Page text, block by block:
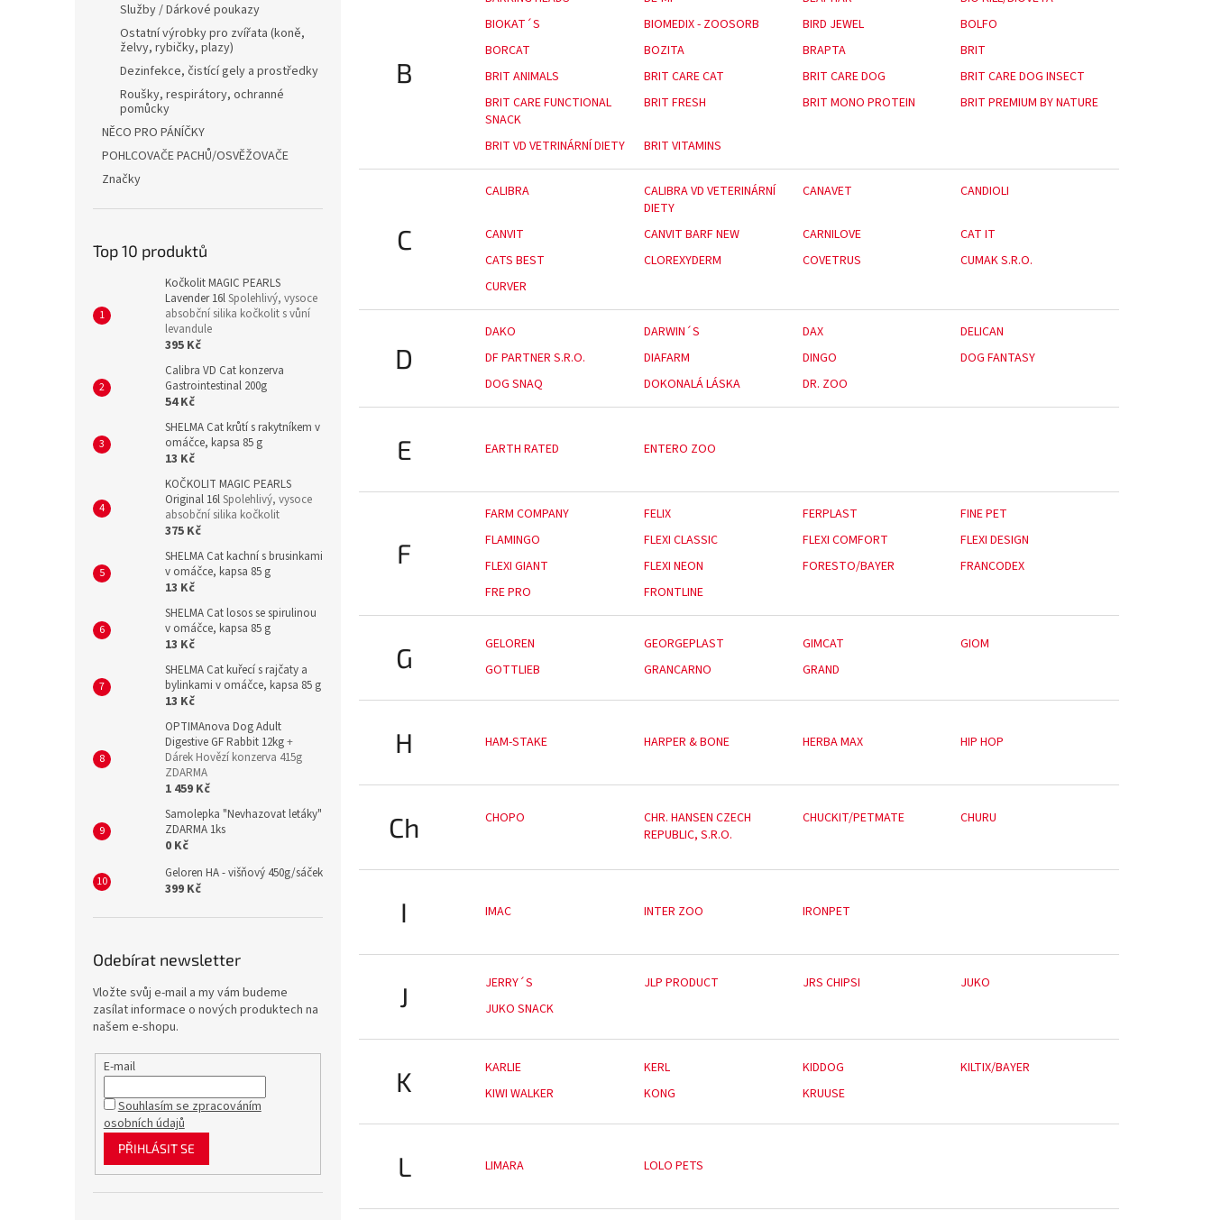
Služby / Dárkové poukazy
Ostatní výrobky pro zvířata (koně,
želvy, rybičky, plazy)
Dezinfekce, čistící gely a prostředky
Roušky, respirátory, ochranné
pomůcky
NĚCO PRO PÁNÍČKY
POHLCOVAČE PACHŮ/OSVĚŽOVAČE
Značky
Top 10 produktů
Kočkolit MAGIC PEARLS
Lavender 16lSpolehlivý, vysoce
absobční silika kočkolit s vůní
levandule
395 Kč
Calibra VD Cat konzerva
Gastrointestinal 200g
54 Kč
SHELMA Cat krůtí s rakytníkem v
omáčce, kapsa 85 g
13 Kč
KOČKOLIT MAGIC PEARLS
Original 16lSpolehlivý, vysoce
absobční silika kočkolit
375 Kč
SHELMA Cat kachní s brusinkami
v omáčce, kapsa 85 g
13 Kč
SHELMA Cat losos se spirulinou
v omáčce, kapsa 85 g
13 Kč
SHELMA Cat kuřecí s rajčaty a
bylinkami v omáčce, kapsa 85 g
13 Kč
OPTIMAnova Dog Adult
Digestive GF Rabbit 12kg+
Dárek Hovězí konzerva 415g
ZDARMA
1 459 Kč
Samolepka "Nevhazovat letáky"
ZDARMA 1ks
0 Kč
Geloren HA - višňový 450g/sáček
399 Kč
Odebírat newsletter
Vložte svůj e-mail a my vám budeme
zasílat informace o nových produktech na
našem e-shopu.
E-mail
Souhlasím se zpracováním
osobních údajů
PŘIHLÁSIT SE
B
BIOKAT´S
BIOMEDIX - ZOOSORB BIRD JEWEL
BOLFO
BORCAT
BOZITA BRAPTA
BRIT
BRIT ANIMALS
BRIT CARE CAT BRIT CARE DOG
BRIT CARE DOG INSECT
BRIT CARE FUNCTIONAL
SNACK
BRIT FRESH BRIT MONO PROTEIN BRIT PREMIUM BY NATURE
BRIT VD VETRINÁRNÍ DIETY BRIT VITAMINS
C
CALIBRA
CALIBRA VD VETERINÁRNÍ
DIETY
CANAVET CANDIOLI
CANVIT CANVIT BARF NEW CARNILOVE
CAT IT
CATS BEST
CLOREXYDERM COVETRUS
CUMAK S.R.O.
CURVER
D
DAKO DARWIN´S DAX
DELICAN
DF PARTNER S.R.O.
DIAFARM DINGO
DOG FANTASY
DOG SNAQ
DOKONALÁ LÁSKA DR. ZOO
E EARTH RATED ENTERO ZOO
F
FARM COMPANY FELIX FERPLAST
FINE PET
FLAMINGO
FLEXI CLASSIC FLEXI COMFORT
FLEXI DESIGN
FLEXI GIANT
FLEXI NEON FORESTO/BAYER
FRANCODEX
FRE PRO
FRONTLINE
G GELOREN GEORGEPLAST GIMCAT
GIOM
GOTTLIEB
GRANCARNO GRAND
H HAM-STAKE HARPER & BONE HERBA MAX HIP HOP
Ch CHOPO
CHR. HANSEN CZECH
REPUBLIC, S.R.O.
CHUCKIT/PETMATE CHURU
I IMAC INTER ZOO IRONPET
J JERRY´S JLP PRODUCT JRS CHIPSI
JUKO
JUKO SNACK
K KARLIE KERL KIDDOG
KILTIX/BAYER
KIWI WALKER
KONG KRUUSE
L LIMARA LOLO PETS